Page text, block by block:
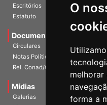
O
melhorar
forma a
Escritórios
Estatuto
Documentos
Circulares
Notas Políticas
Rel. Conad/Congresso
Mídias
Galerias